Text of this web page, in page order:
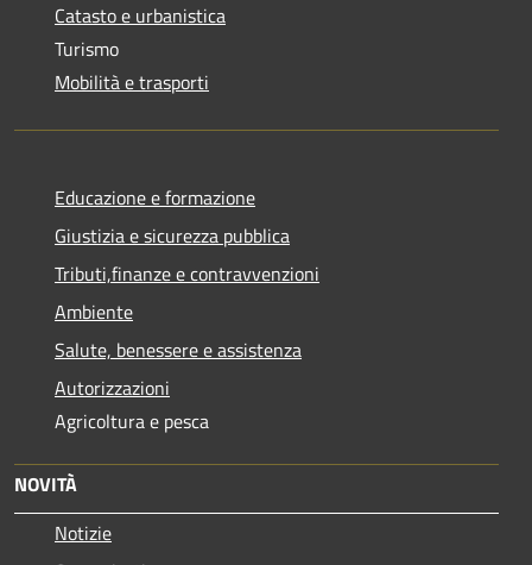
Catasto e urbanistica
Turismo
Mobilità e trasporti
Educazione e formazione
Giustizia e sicurezza pubblica
Tributi,finanze e contravvenzioni
Ambiente
Salute, benessere e assistenza
Autorizzazioni
Agricoltura e pesca
NOVITÀ
Notizie